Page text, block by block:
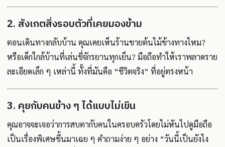
2. สังเกตสิ่งรอบตัวที่เคยมองข้าม
ตอนเดินทางกลับบ้าน คุณเคยเห็นร้านขายต้นไม้ข้างทางไหม?
หรือเด็กใกล้บ้านที่เล่นขี่จักรยานทุกเย็น? มือถือทำให้เราพลาดราย
ละเอียดเล็ก ๆ เหล่านี้ ทั้งที่มันคือ “ชีวิตจริง” ที่อยู่ตรงหน้า
3. คุยกับคนข้าง ๆ ได้แบบไม่เขิน
คุณอาจจะเจอว่าการสบตากับคนในครอบครัวโดยไม่หันไปดูมือถือ
เป็นเรื่องพิเศษขึ้นมาเฉย ๆ คำถามง่าย ๆ อย่าง “วันนี้เป็นยังไง